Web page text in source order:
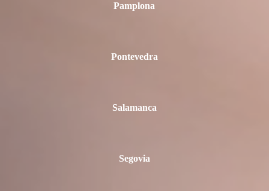
Pamplona
Pontevedra
Salamanca
Segovia